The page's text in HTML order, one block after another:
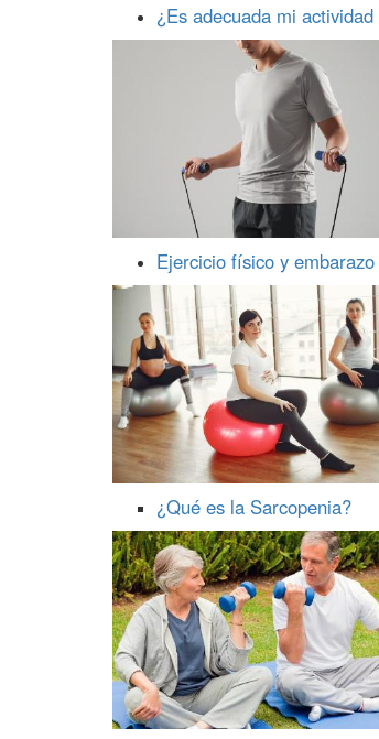
¿Es adecuada mi
Ejercicio físico y embarazo
¿Qué es la Sarcopenia?